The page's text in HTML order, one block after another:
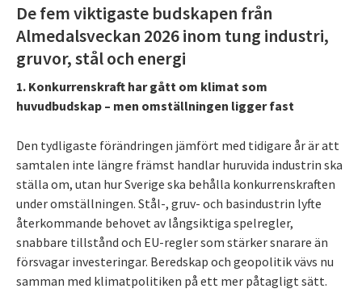
De fem viktigaste budskapen från
Almedalsveckan 2026 inom tung industri,
gruvor, stål och energi
1. Konkurrenskraft har gått om klimat som
huvudbudskap – men omställningen ligger fast
Den tydligaste förändringen jämfört med tidigare år är att
samtalen inte längre främst handlar huruvida industrin ska
ställa om, utan hur Sverige ska behålla konkurrenskraften
under omställningen. Stål-, gruv- och basindustrin lyfte
återkommande behovet av långsiktiga spelregler,
snabbare tillstånd och EU-regler som stärker snarare än
försvagar investeringar. Beredskap och geopolitik vävs nu
samman med klimatpolitiken på ett mer påtagligt sätt.